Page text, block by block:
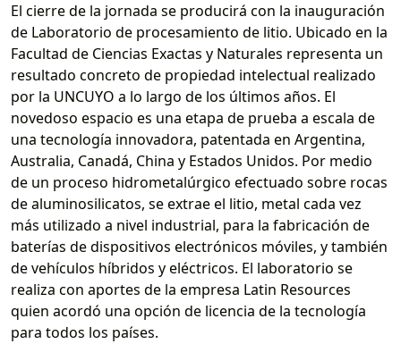
El cierre de la jornada se producirá con la inauguración
de Laboratorio de procesamiento de litio. Ubicado en la
Facultad de Ciencias Exactas y Naturales representa un
resultado concreto de propiedad intelectual realizado
por la UNCUYO a lo largo de los últimos años. El
novedoso espacio es una etapa de prueba a escala de
una tecnología innovadora, patentada en Argentina,
Australia, Canadá, China y Estados Unidos. Por medio
de un proceso hidrometalúrgico efectuado sobre rocas
de aluminosilicatos, se extrae el litio, metal cada vez
más utilizado a nivel industrial, para la fabricación de
baterías de dispositivos electrónicos móviles, y también
de vehículos híbridos y eléctricos. El laboratorio se
realiza con aportes de la empresa Latin Resources
quien acordó una opción de licencia de la tecnología
para todos los países.